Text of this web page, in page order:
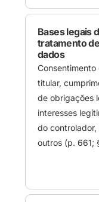
Bases legais
tratamento de
dados
Consentimento
titular,
de obrigações
interesses
do controlador,
outros (p. 661;